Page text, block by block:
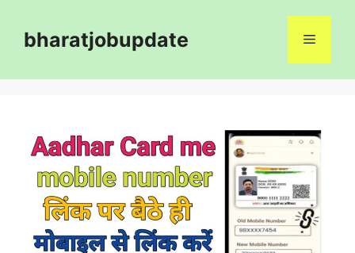
contentbharatjobupdate Menu